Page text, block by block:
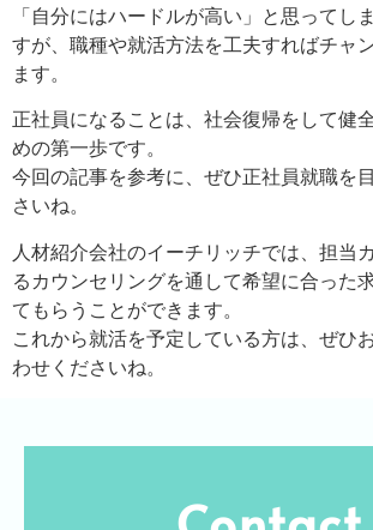
「自分にはハードルが高い」と思ってし
すが、職種や就活方法を工夫すればチャ
ます。
正社員になることは、社会復帰をして健
めの第一歩です。
今回の記事を参考に、ぜひ正社員就職を
さいね。
人材紹介会社のイーチリッチでは、担当
るカウンセリングを通して希望に合った
てもらうことができます。
これから就活を予定している方は、ぜひ
わせくださいね。